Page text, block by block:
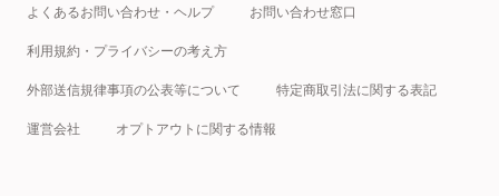
よくあるお問い合わせ・ヘルプ お問い合わせ窓口
利用規約・プライバシーの考え方
外部送信規律事項の公表等について 特定商取引法に関する表記
運営会社 オプトアウトに関する情報